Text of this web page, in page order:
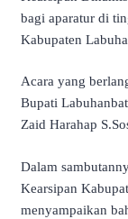
bagi aparatur di
Kabupaten
Acara yang
Bupati
Zaid Harahap
Dalam
Kearsipan
menyampaikan